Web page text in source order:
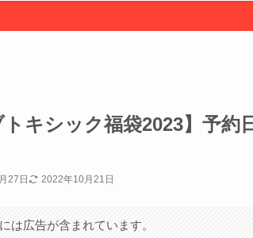
トキシック福袋2023】予
27日 2022年10月21日
は広告が含まれています。